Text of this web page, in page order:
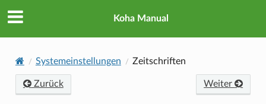
Koha Manual
Systemeinstellungen Zeitschriften
Zurück Weiter